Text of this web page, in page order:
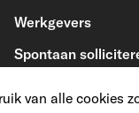
Werkgevers
Spontaan
van alle cookies